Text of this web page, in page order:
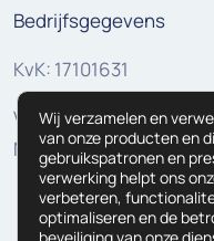
Bedrijfsgegevens
KvK: 17101631
VAT:
NL810307625B01
Wij verzamelen en
van onze producten en
gebruikspatronen en
verwerking helpt ons
verbeteren,
optimaliseren en de